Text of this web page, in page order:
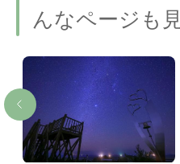
んなページも